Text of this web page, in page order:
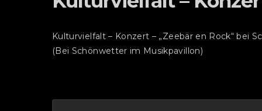
Kulturvielfalt – Konzert – „Zeebär en Rock“ bei
(Bei Schönwetter im Musikpavillon)